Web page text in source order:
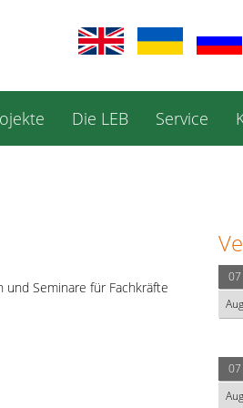
Die LEB Service
Seminare für Fachkräfte
07
Aug
07
Aug